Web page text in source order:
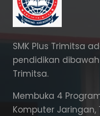
SMK Plus Trimitsa
pendidikan
Trimitsa.
Membuka 4
Komputer Jaringan,